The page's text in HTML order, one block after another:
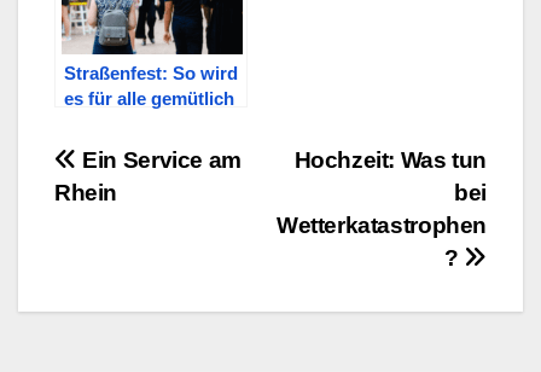
Straßenfest: So wird
es für alle gemütlich
Beitragsnavigation
Hochzeit: Was tun
bei
Wetterkatastrophen
?
Ein Service am
Rhein